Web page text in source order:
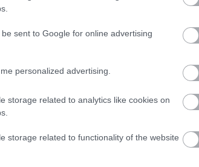
sent to Google for online advertising
personalized advertising.
storage related to analytics like cookies on
storage related to functionality of the website